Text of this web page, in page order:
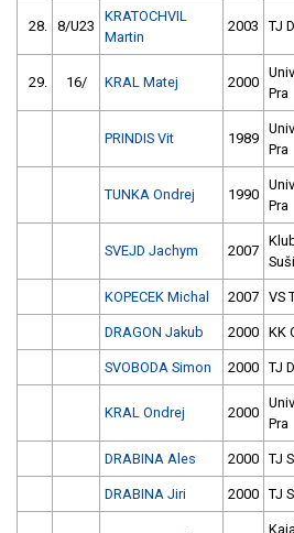
28. 8/U23
KRATOCHVIL
Martin
2003 TJ
29. 16/ KRAL Matej 2000
Pra
PRINDIS Vit 1989
Pra
TUNKA Ondrej 1990
Pra
SVEJD Jachym 2007
KOPECEK Michal 2007 VS
DRAGON Jakub 2000 KK
SVOBODA Simon 2000 TJ
KRAL Ondrej 2000
Pra
DRABINA Ales 2000 TJ
DRABINA Jiri 2000 TJ